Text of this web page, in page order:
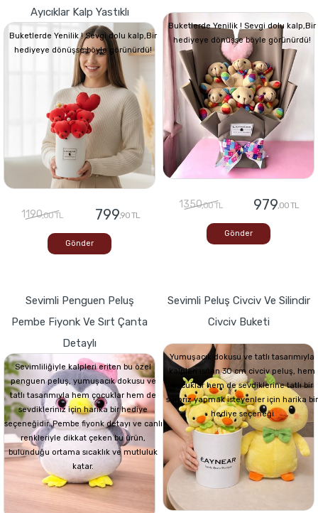
Ayıcıklar Kalp Yastıklı
Buketlerde Yenilik ! Sevgi dolu kalp,Bir
hediyeye dönüşse böyle görünürdü!
1190,00 TL 799,90 TL
Gönder
Buketlerde Yenilik ! Sevgi dolu kalp,Bir
hediyeye dönüşse böyle görünürdü!
1350,00 TL 979,00 TL
Gönder
Sevimli Penguen Peluş
Pembe Fiyonk Ve Sırt Çanta
Detaylı
Sevimliliğiyle kalpleri eriten bu özel
penguen peluş, yumuşacık dokusu ve
tatlı tasarımıyla hem çocuklar hem de
sevdikleriniz için harika bir hediye
seçeneğidir. Pembe fiyonk detayı ve canlı
renkleriyle dikkat çeken bu ürün,
bulunduğu ortama sıcaklık ve mutluluk
katar.
Sevimli Peluş Civciv Ve Silindir
Civciv Buketi
Yumuşacık dokusu ve tatlı tasarımıyla
kalpleri ısıtan 30 cm civciv peluş, hem
çocuklar hem de sevdiklerine tatlı bir
sürpriz yapmak isteyenler için harika bir
hediye seçeneği